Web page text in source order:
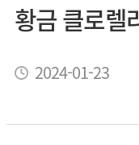
황금 클로렐
2024-01-23